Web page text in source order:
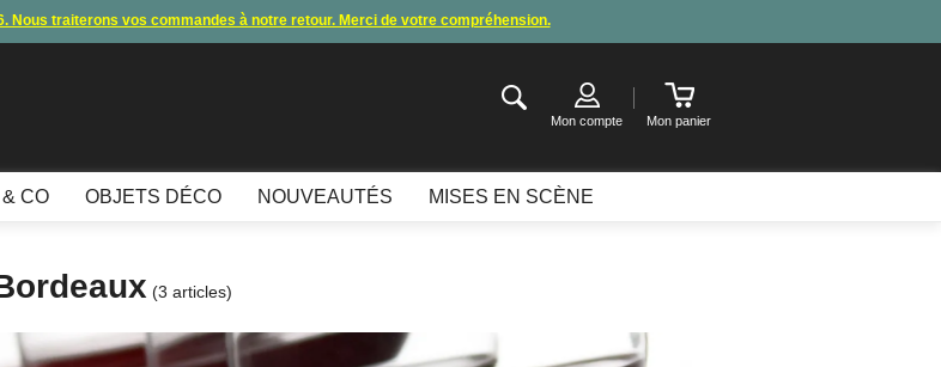
Nous traiterons vos commandes à notre retour. Merci de votre compréhension.
et paypal ne fonctionnent plus , merci de nous contacter ou attendre notre appel pour les consignes.
Mon compte Mon panier
CO OBJETS DÉCO NOUVEAUTÉS MISES EN SCÈNE
(3 articles)